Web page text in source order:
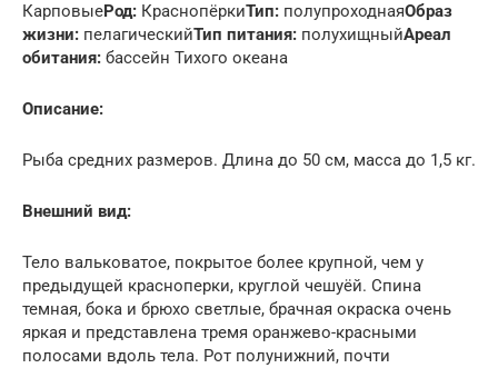
КарповыеРод: КраснопёркиТип: полупроходнаяОбраз
жизни: пелагическийТип питания: полухищныйАреал
обитания: бассейн Тихого океана
Описание:
Рыба средних размеров. Длина до 50 см, масса до 1,5 кг.
Внешний вид:
Тело вальковатое, покрытое более крупной, чем у
предыдущей красноперки, круглой чешуёй. Спина
темная, бока и брюхо светлые, брачная окраска очень
яркая и представлена тремя оранжево-красными
полосами вдоль тела. Рот полунижний, почти